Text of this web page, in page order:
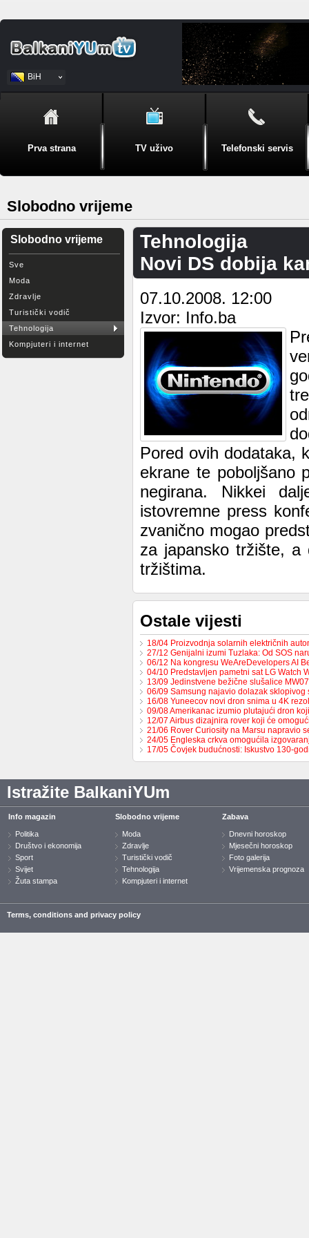
BiH
Srpski
Prva strana TV uživo Telefonski servis
Slobodno vrijeme
Slobodno vrijeme
Sve
Moda
Zdravlje
Turistički vodič
Tehnologija
Kompjuteri i internet
Tehnologija
Novi DS dobija
07.10.2008. 12:00
Izvor: Info.ba
Pored ovih dodataka,
ekrane te poboljšano
negirana. Nikkei
istovremne press
zvanično mogao
za japansko tržište,
tržištima.
Ostale vijesti
18/04 Proizvodnja solarnih električnih
27/12 Genijalni izumi Tuzlaka: Od SOS
06/12 Na kongresu WeAreDevelopers AI
04/10 Predstavljen pametni sat LG Watch
13/09 Jedinstvene bežične slušalice
06/09 Samsung najavio dolazak sklopivog
16/08 Yuneecov novi dron snima u 4K
09/08 Amerikanac izumio plutajući dron
12/07 Airbus dizajnira rover koji će
21/06 Rover Curiosity na Marsu napravio
24/05 Engleska crkva omogućila
17/05 Čovjek budućnosti: Iskustvo 130-
Istražite BalkaniYUm
Info magazin
Politika
Društvo i ekonomija
Sport
Svijet
Žuta stampa
Slobodno vrijeme
Moda
Zdravlje
Turistički vodič
Tehnologija
Kompjuteri i internet
Zabava
Dnevni horoskop
Mjesečni horoskop
Foto galerija
Vrijemenska prognoza
Terms, conditions and privacy policy